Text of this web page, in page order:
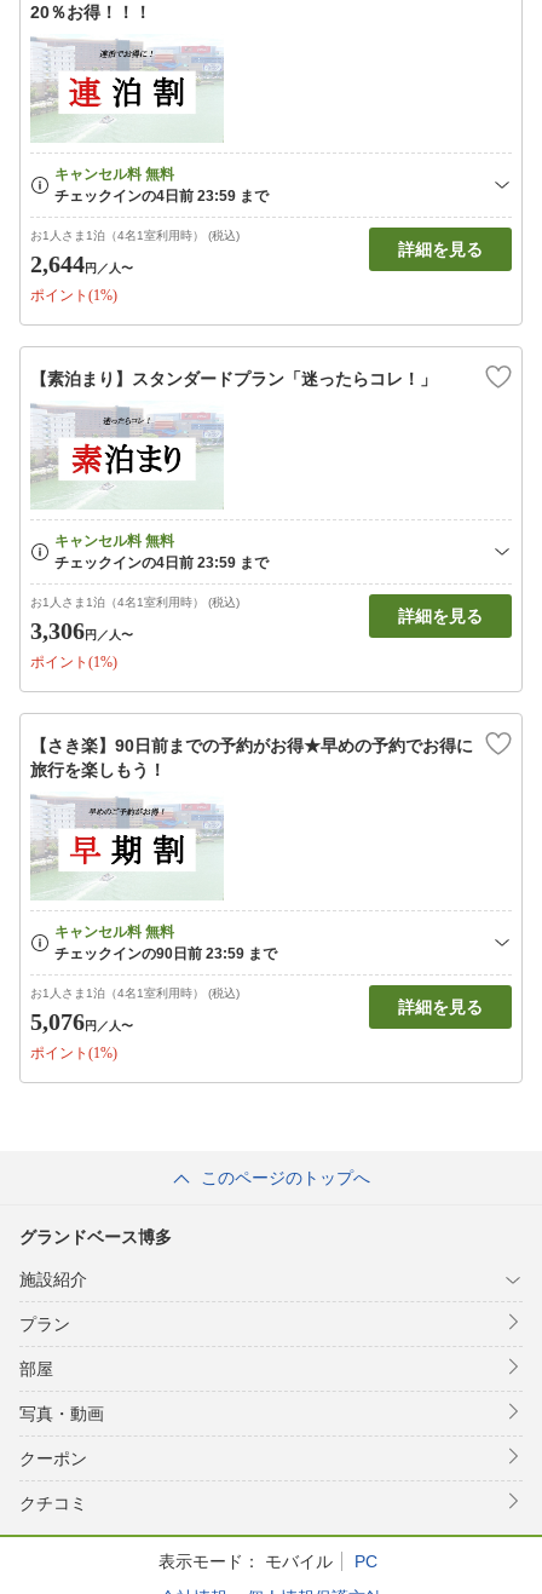
20％お得！！！
お1人さま1泊（4名1室利用時） (税込)
2,644円 ／人〜
ポイント(1%)
詳細を見る
【素泊まり】スタンダードプラン「迷ったらコレ！」
お1人さま1泊（4名1室利用時） (税込)
3,306円 ／人〜
ポイント(1%)
詳細を見る
【さき楽】90日前までの予約がお得★早めの予約でお得に
旅行を楽しもう！
お1人さま1泊（4名1室利用時） (税込)
5,076円 ／人〜
ポイント(1%)
詳細を見る
このページのトップへ
グランドベース博多
施設紹介
プラン
部屋
写真・動画
クーポン
クチコミ
表示モード： モバイル
PC